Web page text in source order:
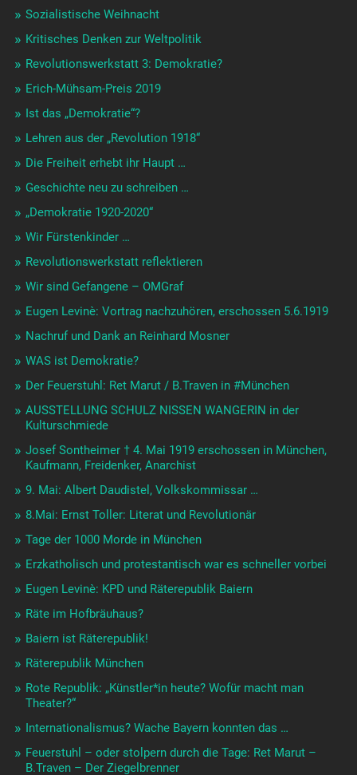
Sozialistische Weihnacht
Kritisches Denken zur Weltpolitik
Revolutionswerkstatt 3: Demokratie?
Erich-Mühsam-Preis 2019
Ist das „Demokratie“?
Lehren aus der „Revolution 1918“
Die Freiheit erhebt ihr Haupt …
Geschichte neu zu schreiben …
„Demokratie 1920-2020“
Wir Fürstenkinder …
Revolutionswerkstatt reflektieren
Wir sind Gefangene – OMGraf
Eugen Levinè: Vortrag nachzuhören, erschossen 5.6.1919
Nachruf und Dank an Reinhard Mosner
WAS ist Demokratie?
Der Feuerstuhl: Ret Marut / B.Traven in #München
AUSSTELLUNG SCHULZ NISSEN WANGERIN in der
Kulturschmiede
Josef Sontheimer † 4. Mai 1919 erschossen in München,
Kaufmann, Freidenker, Anarchist
9. Mai: Albert Daudistel, Volkskommissar …
8.Mai: Ernst Toller: Literat und Revolutionär
Tage der 1000 Morde in München
Erzkatholisch und protestantisch war es schneller vorbei
Eugen Levinè: KPD und Räterepublik Baiern
Räte im Hofbräuhaus?
Baiern ist Räterepublik!
Räterepublik München
Rote Republik: „Künstler*in heute? Wofür macht man
Theater?“
Internationalismus? Wache Bayern konnten das …
Feuerstuhl – oder stolpern durch die Tage: Ret Marut –
B.Traven – Der Ziegelbrenner